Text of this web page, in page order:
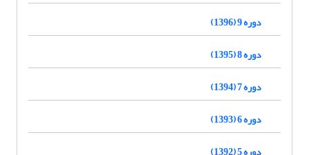
دوره 9 (1396)
دوره 8 (1395)
دوره 7 (1394)
دوره 6 (1393)